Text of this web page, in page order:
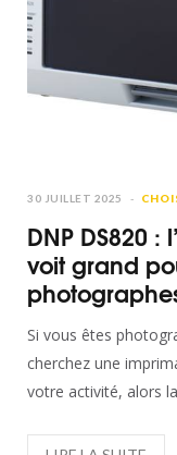
30 JUILLET 2025
DNP DS820
voit grand
Si vous êtes photographe professionnel(le) et que vous
cherchez une
votre activité, alors